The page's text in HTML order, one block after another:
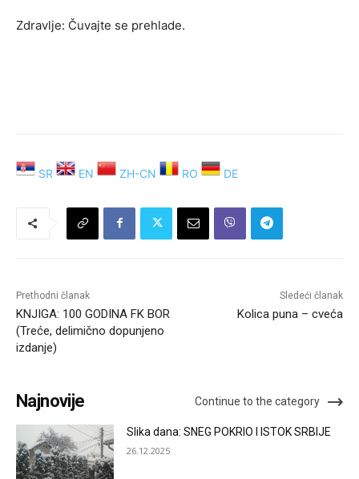
Zdravlje: Čuvajte se prehlade.
SR EN ZH-CN RO DE
Prethodni članak
KNJIGA: 100 GODINA FK BOR
(Treće, delimično dopunjeno
izdanje)
Sledeći članak
Kolica puna – cveća
Najnovije Continue to the category
Slika dana: SNEG POKRIO I ISTOK SRBIJE
26.12.2025